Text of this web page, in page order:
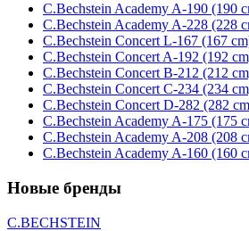
C.Bechstein Academy A-190 (190
C.Bechstein Academy A-228 (228
C.Bechstein Concert L-167 (167
C.Bechstein Concert A-192 (192
C.Bechstein Concert B-212 (212
C.Bechstein Concert С-234 (234
C.Bechstein Concert D-282 (282
C.Bechstein Academy A-175 (175
C.Bechstein Academy A-208 (208
C.Bechstein Academy A-160 (160
Новые бренды
C.BECHSTEIN